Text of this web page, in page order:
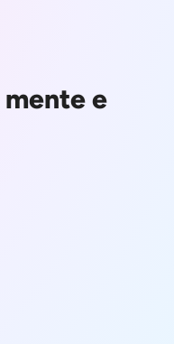
mente e